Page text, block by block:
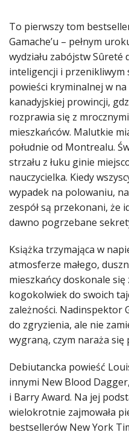
To pierwszy tom
Gamache’u – pełnym
wydziału zabójstw Sûreté
inteligencji i przenikliwym
powieści kryminalnej w
kanadyjskiej prowincji,
rozprawia się z
mieszkańców. Malutkie
południe od Montrealu.
strzału z łuku ginie
nauczycielka. Kiedy
wypadek na polowaniu,
zespół są przekonani, że
dawno pogrzebane
Książka trzymająca w
atmosferze małego,
mieszkańcy doskonale
kogokolwiek do swoich
zależności. Nadinspektor
do zgryzienia, ale nie
wygraną, czym naraża się
Debiutancka powieść
innymi New Blood
i Barry Award. Na jej
wielokrotnie zajmowała
bestsellerów New York